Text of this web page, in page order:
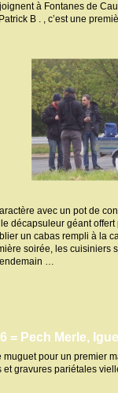
à Fontanes de
B . , c’est une
avec un pot de
décapsuleur géant
un cabas rempli à la
soirée, les cuisiniers
…
= Pech Merle,
muguet pour un premier
gravures pariétales